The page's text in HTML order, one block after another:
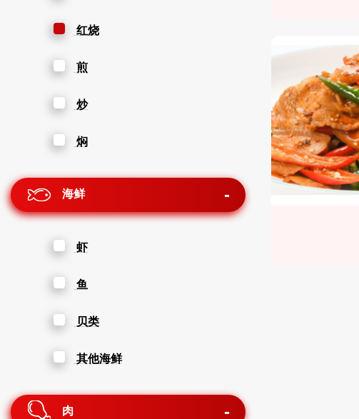
红烧
煎
炒
焖
海鲜
虾
鱼
贝类
其他海鲜
肉